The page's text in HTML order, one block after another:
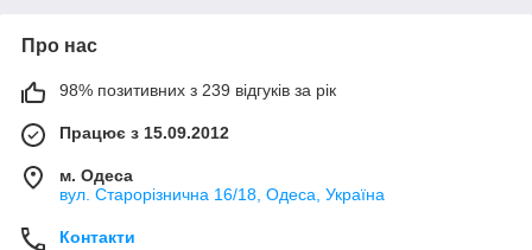
Про нас
98% позитивних з 239 відгуків за рік
Працює з 15.09.2012
м. Одеса
вул. Старорізнична 16/18, Одеса, Україна
Контакти